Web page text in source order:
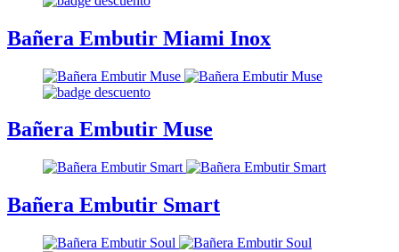
Bañera Embutir Miami Inox
Bañera Embutir Muse
Bañera Embutir Smart